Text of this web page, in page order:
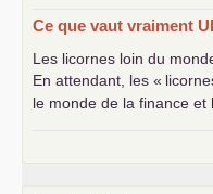
Ce que vaut vraiment
Les licornes loin du
En attendant, les «
le monde de la finance